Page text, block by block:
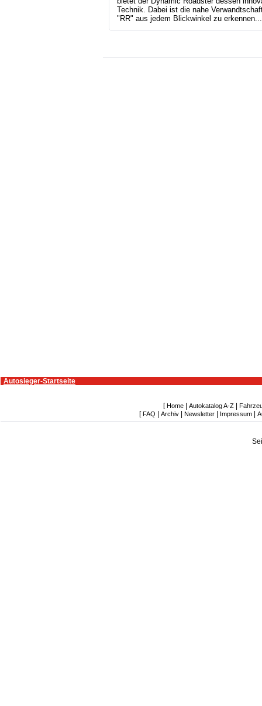
Technik. Dabei ist die nahe
"RR" aus jedem Blickwinkel zu
Autosieger-Startseite
[ Home| Autokatalog A-Z|
[ FAQ Archiv Newsletter Impressum